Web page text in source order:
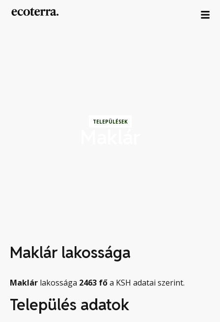
TELEPÜLÉSEK
Maklár lakossága
Maklár lakossága 2463 főa KSH adatai szerint.
Település adatok